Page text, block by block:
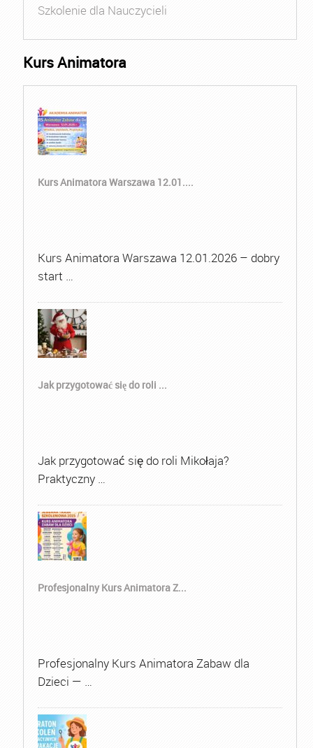
Szkolenie dla Nauczycieli
Kurs Animatora
Kurs Animatora Warszawa 12.01....
Kurs Animatora Warszawa 12.01.2026 – dobry
start …
Jak przygotować się do roli ...
Jak przygotować się do roli Mikołaja?
Praktyczny …
Profesjonalny Kurs Animatora Z...
Profesjonalny Kurs Animatora Zabaw dla
Dzieci — …